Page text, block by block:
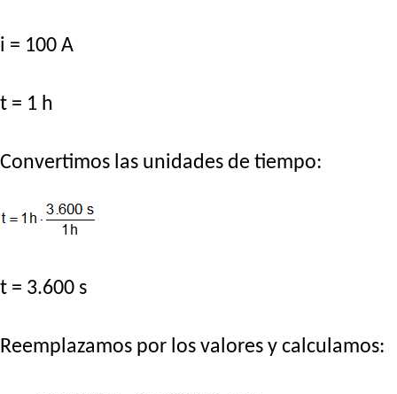
i = 100 A
t = 1 h
Convertimos las unidades de tiempo:
t = 3.600 s
Reemplazamos por los valores y calculamos: